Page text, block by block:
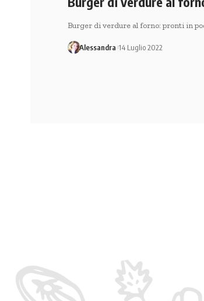
Burger di verdure al forno: pronti in
Alessandra 14 Luglio 2022